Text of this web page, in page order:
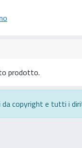
prodotto.
copyright e tutti i